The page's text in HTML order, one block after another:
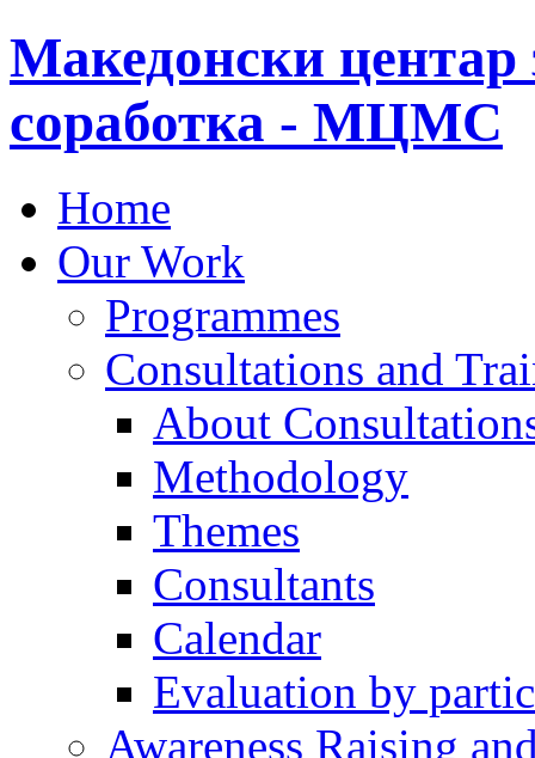
Македонски центар
соработка - МЦМС
Home
Our Work
Programmes
Consultations and
About
Methodology
Themes
Consultants
Calendar
Evaluation by
Awareness Raising